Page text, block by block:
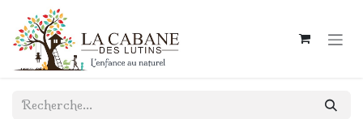
Se rendre au contenu